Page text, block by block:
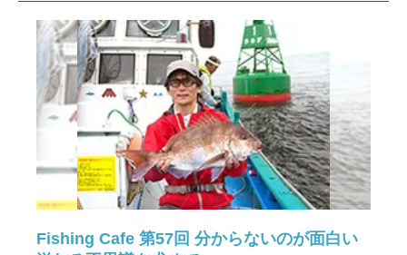
Fishing Cafe 第57回 分からないのが面白い